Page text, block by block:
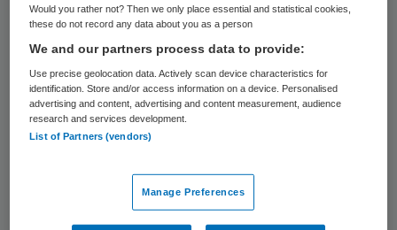
Het tekort komt doordat de dertien
gemeenten die de GGD financieren de lonen
en de prijzen voor de GGD niet meer
indexeren. Dit heeft tot gevolg dat de
inflatie niet meer gecompenseerd
wordt. Dat zegt Ronald de Meij, directeur
GGD Zeeland, tegenOmroep Zeeland
Of er banen op het spel staan is nog niet
Would you rather not? Then we only place essential and statistical cookies,
these do not record any data about you as a person
We and our partners process data to provide:
Use precise geolocation data. Actively scan device characteristics for
identification. Store and/or access information on a device. Personalised
advertising and content, advertising and content measurement, audience
research and services development.
List of Partners (vendors)
Manage Preferences